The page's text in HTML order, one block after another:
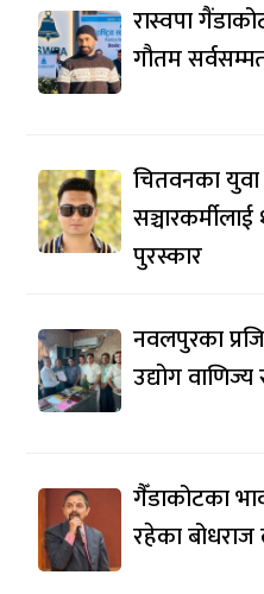
रास्वपा
गौतम
चितवनका
पुरस्कार
नवलपुरका
उद्योग
गैँडाकोटका
रहेका